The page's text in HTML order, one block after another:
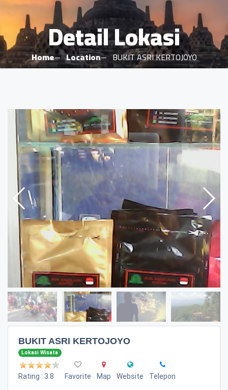
Detail Lokasi
Home Location BUKIT ASRI KERTOJOYO
BUKIT ASRI KERTOJOYO
Lokasi Wisata
Rating : 3.8 Favorite Map Website Telepon